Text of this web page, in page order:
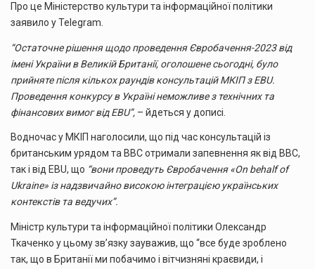
Про це Міністерство культури та інформаційної політики
заявило у Telegram.
“Остаточне рішення щодо проведення Євробачення-2023 від
імені України в Великій Британії, оголошене сьогодні, було
прийняте після кількох раундів консультацій МКІП з EBU.
Проведення конкурсу в Україні неможливе з технічних та
фінансових вимог від EBU”, – йдеться у дописі.
Водночас у МКІП наголосили, що під час консультацій із
британським урядом та BBC отримали запевнення як від BBC,
так і від EBU, що “вони проведуть Євробачення «On behalf of
Ukraine» із надзвичайно високою інтеграцією українських
контекстів та ведучих”.
Міністр культури та інформаційної політики Олександр
Ткаченко у цьому зв’язку зауважив, що “все буде зроблено
так, що в Британії ми побачимо і вітчизняні краєвиди, і